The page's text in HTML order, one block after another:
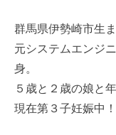
群馬県伊勢崎市生ま
元システムエンジ
身。
５歳と２歳の娘と
現在第３子妊娠中！